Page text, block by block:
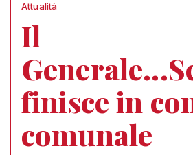
Attualità
Il
finisce in
comunale